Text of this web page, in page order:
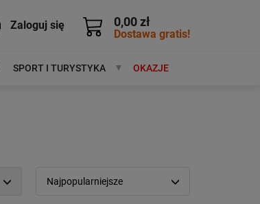
0,00 zł
Dostawa gratis!
Zaloguj się
SPORT I TURYSTYKA MARKIOKAZJE
Najpopularniejsze